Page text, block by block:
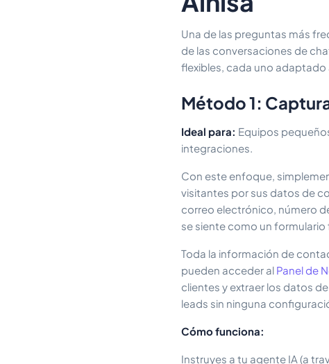
Una de las preguntas más
de las conversaciones de
flexibles, cada uno
Método 1:
Ideal para: Equipos
integraciones.
Con este enfoque,
visitantes por sus datos de
correo electrónico, número
se siente como un formulario
Toda la información de
pueden acceder al Panel de
clientes y extraer los datos
leads sin ninguna
Cómo funciona:
Instruyes a tu agente IA (a